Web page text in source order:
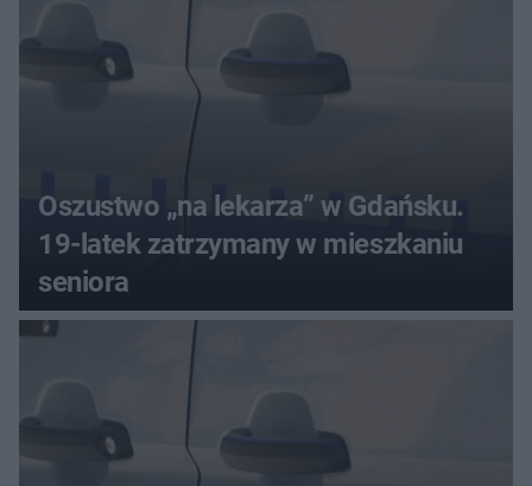
Oszustwo „na lekarza” w Gdańsku.
19-latek zatrzymany w mieszkaniu
seniora